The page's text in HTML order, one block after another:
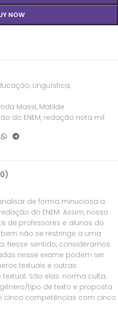
NOW
, Linguística,
Massi, Matilde
do ENEM, redação nota mil
de forma minuciosa a
do ENEM. Assim, nosso
de professores e alunos do
não se restringe a uma
Nesse sentido, consideramos
nesse exame podem ser
textuais e outras
São elas: norma culta,
tipo de texto e proposta
cinco competências com cinco